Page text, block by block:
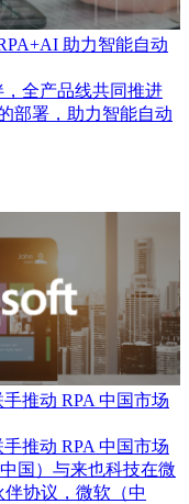
助力智能自动
全产品线共同推进
部署，助力智能自动
推动 RPA 中国市场
推动 RPA 中国市场
国）与来也科技在微
伴协议，微软（中